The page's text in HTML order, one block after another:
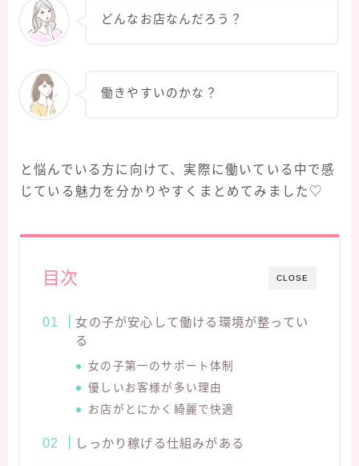
どんなお店なんだろう？
働きやすいのかな？
と悩んでいる方に向けて、実際に働いている中で感
じている魅力を分かりやすくまとめてみました♡
CLOSE
目次
女の子が安心して働ける環境が整ってい
る
女の子第一のサポート体制
優しいお客様が多い理由
お店がとにかく綺麗で快適
しっかり稼げる仕組みがある